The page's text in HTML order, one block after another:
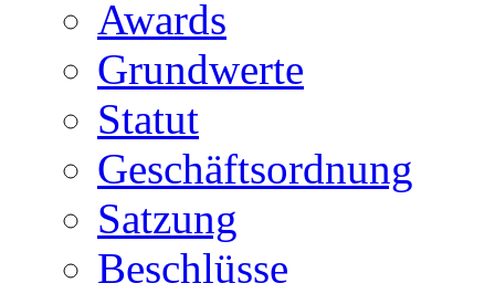
Awards
Grundwerte
Statut
Geschäftsordnung
Satzung
Beschlüsse